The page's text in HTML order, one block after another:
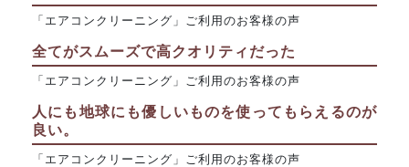
「エアコンクリーニング」ご利用のお客様の声
全てがスムーズで高クオリティだった
「エアコンクリーニング」ご利用のお客様の声
人にも地球にも優しいものを使ってもらえるのが
良い。
「エアコンクリーニング」ご利用のお客様の声